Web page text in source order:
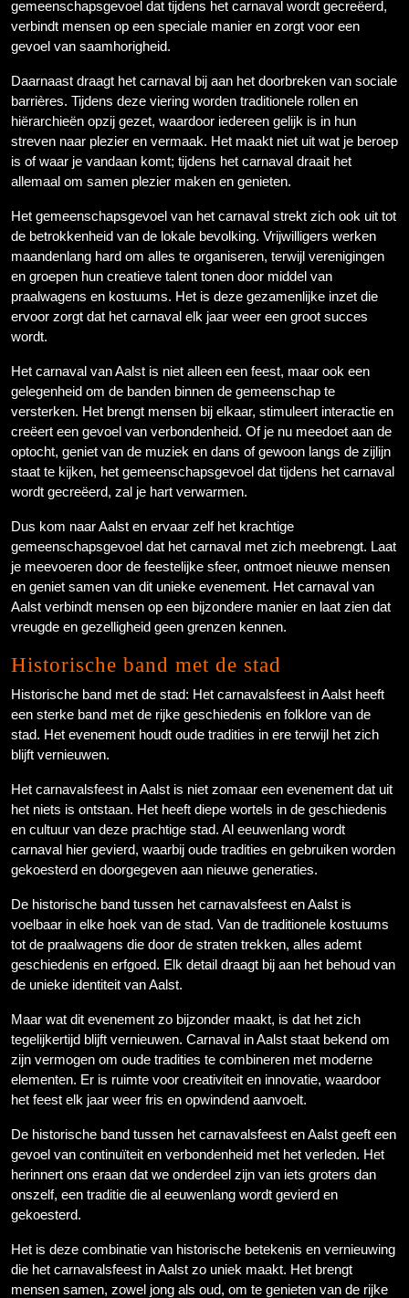
gemeenschapsgevoel dat tijdens het carnaval wordt gecreëerd,
verbindt mensen op een speciale manier en zorgt voor een
gevoel van saamhorigheid.
Daarnaast draagt het carnaval bij aan het doorbreken van sociale
barrières. Tijdens deze viering worden traditionele rollen en
hiërarchieën opzij gezet, waardoor iedereen gelijk is in hun
streven naar plezier en vermaak. Het maakt niet uit wat je beroep
is of waar je vandaan komt; tijdens het carnaval draait het
allemaal om samen plezier maken en genieten.
Het gemeenschapsgevoel van het carnaval strekt zich ook uit tot
de betrokkenheid van de lokale bevolking. Vrijwilligers werken
maandenlang hard om alles te organiseren, terwijl verenigingen
en groepen hun creatieve talent tonen door middel van
praalwagens en kostuums. Het is deze gezamenlijke inzet die
ervoor zorgt dat het carnaval elk jaar weer een groot succes
wordt.
Het carnaval van Aalst is niet alleen een feest, maar ook een
gelegenheid om de banden binnen de gemeenschap te
versterken. Het brengt mensen bij elkaar, stimuleert interactie en
creëert een gevoel van verbondenheid. Of je nu meedoet aan de
optocht, geniet van de muziek en dans of gewoon langs de zijlijn
staat te kijken, het gemeenschapsgevoel dat tijdens het carnaval
wordt gecreëerd, zal je hart verwarmen.
Dus kom naar Aalst en ervaar zelf het krachtige
gemeenschapsgevoel dat het carnaval met zich meebrengt. Laat
je meevoeren door de feestelijke sfeer, ontmoet nieuwe mensen
en geniet samen van dit unieke evenement. Het carnaval van
Aalst verbindt mensen op een bijzondere manier en laat zien dat
vreugde en gezelligheid geen grenzen kennen.
Historische band met de stad
Historische band met de stad: Het carnavalsfeest in Aalst heeft
een sterke band met de rijke geschiedenis en folklore van de
stad. Het evenement houdt oude tradities in ere terwijl het zich
blijft vernieuwen.
Het carnavalsfeest in Aalst is niet zomaar een evenement dat uit
het niets is ontstaan. Het heeft diepe wortels in de geschiedenis
en cultuur van deze prachtige stad. Al eeuwenlang wordt
carnaval hier gevierd, waarbij oude tradities en gebruiken worden
gekoesterd en doorgegeven aan nieuwe generaties.
De historische band tussen het carnavalsfeest en Aalst is
voelbaar in elke hoek van de stad. Van de traditionele kostuums
tot de praalwagens die door de straten trekken, alles ademt
geschiedenis en erfgoed. Elk detail draagt bij aan het behoud van
de unieke identiteit van Aalst.
Maar wat dit evenement zo bijzonder maakt, is dat het zich
tegelijkertijd blijft vernieuwen. Carnaval in Aalst staat bekend om
zijn vermogen om oude tradities te combineren met moderne
elementen. Er is ruimte voor creativiteit en innovatie, waardoor
het feest elk jaar weer fris en opwindend aanvoelt.
De historische band tussen het carnavalsfeest en Aalst geeft een
gevoel van continuïteit en verbondenheid met het verleden. Het
herinnert ons eraan dat we onderdeel zijn van iets groters dan
onszelf, een traditie die al eeuwenlang wordt gevierd en
gekoesterd.
Het is deze combinatie van historische betekenis en vernieuwing
die het carnavalsfeest in Aalst zo uniek maakt. Het brengt
mensen samen, zowel jong als oud, om te genieten van de rijke